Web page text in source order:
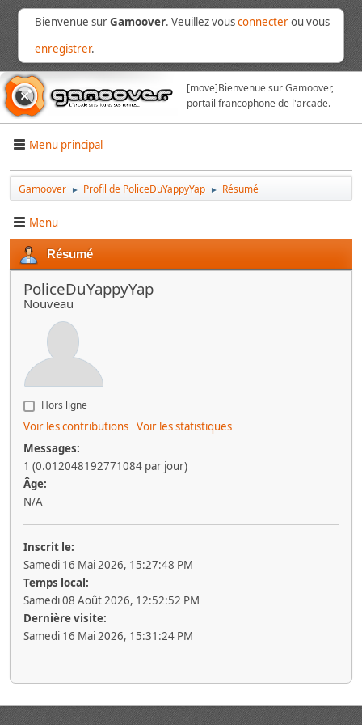
Bienvenue surGamoover. Veuillez vousconnecterou vous
enregistrer.
[move]Bienvenue sur Gamoover,
portail francophone de l'arcade.
Menu principal
Gamoover ► Profil de PoliceDuYappyYap ► Résumé
Menu
Résumé
PoliceDuYappyYap
Nouveau
Hors ligne
Voir les contributions Voir les statistiques
Messages:
1 (0.012048192771084 par jour)
Âge:
N/A
Inscrit le:
Samedi 16 Mai 2026, 15:27:48 PM
Temps local:
Samedi 08 Août 2026, 12:52:52 PM
Dernière visite:
Samedi 16 Mai 2026, 15:31:24 PM